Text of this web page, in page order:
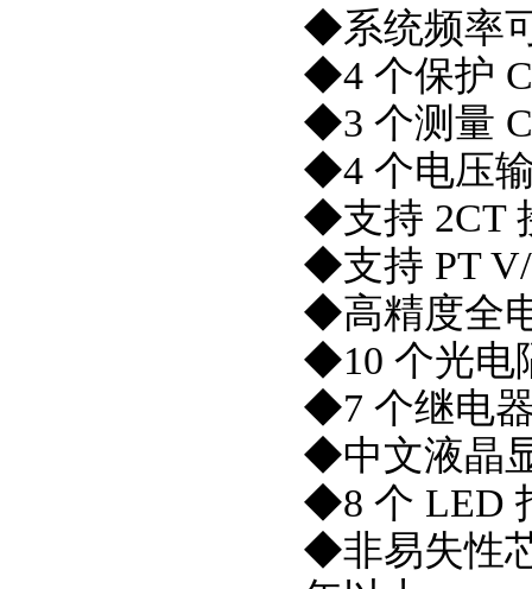
◆系统频率
◆4 个保护
◆3 个测量
◆4 个电压
◆支持 2CT
◆支持 PT
◆高精度全
◆10 个光电
◆7 个继电
◆中文液晶
◆8 个 LED
◆非易失性